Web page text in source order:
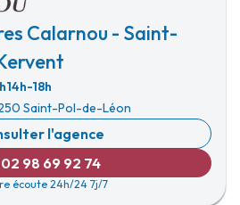
Calarnou - Saint-
14h-18h
Saint-Pol-de-Léon
l'agence
02 98 69 92 74
écoute 24h/24 7j/7